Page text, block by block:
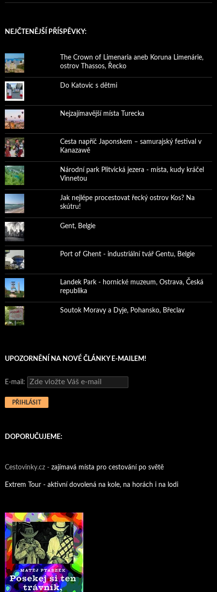
NEJČTENĚJŠÍ PŘÍSPĚVKY:
The Crown of Limenaria aneb Koruna Limenárie,
ostrov Thassos, Řecko
Do Katovic s dětmi
Nejzajímavější místa Turecka
Cesta napříč Japonskem – samurajský festival v
Kanazawě
Národní park Plitvická jezera - místa, kudy kráčel
Vinnetou
Jak nejlépe procestovat řecký ostrov Kos? Na
skútru!
Gent, Belgie
Port of Ghent - industriální tvář Gentu, Belgie
Landek Park - hornické muzeum, Ostrava, Česká
republika
Soutok Moravy a Dyje, Pohansko, Břeclav
UPOZORNĚNÍ NA NOVÉ ČLÁNKY E-MAILEM!
E-mail:
DOPORUČUJEME:
Cestovinky.cz - zajímavá místa pro cestování po světě
Extrem Tour - aktivní dovolená na kole, na horách i na lodi